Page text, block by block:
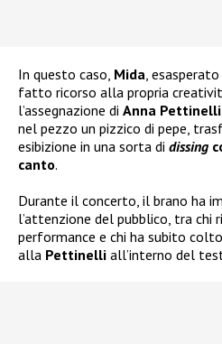
In questo caso, Mida ,
fatto ricorso alla propria
l’assegnazione di Anna Pettinelli
nel pezzo un pizzico di pepe,
esibizione in una sorta di dissing
canto.
Durante il concerto, il brano ha
l’attenzione del pubblico, tra chi
performance e chi ha subito
alla Pettinelli all’interno del